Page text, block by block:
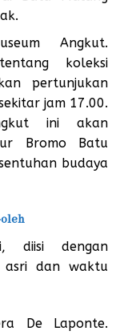
Angkut.
koleksi
pertunjukan
jam 17.00.
ini akan
Bromo Batu
budaya
diisi dengan
asri dan waktu
De Laponte.